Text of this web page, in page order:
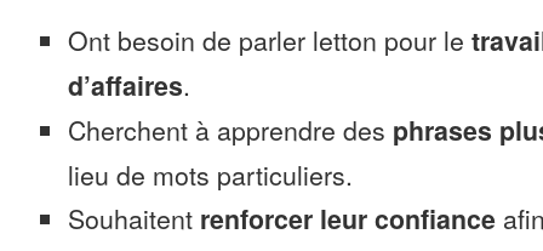
Ont besoin de parler letton pour le
d’affaires.
Cherchent à apprendre des phrases
lieu de mots particuliers.
Souhaitent renforcer leur confiance